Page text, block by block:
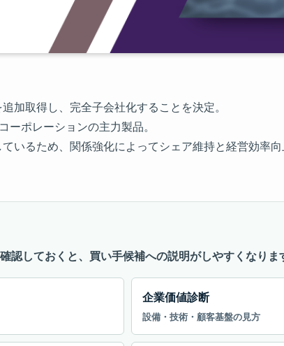
加取得し、完全子会社化することを決定。
ーポレーションの主力製品。
いるため、関係強化によってシェア維持と経営効率
認しておくと、買い手候補への説明がしやすくなりま
企業価値診断
設備・技術・顧客基盤の見方